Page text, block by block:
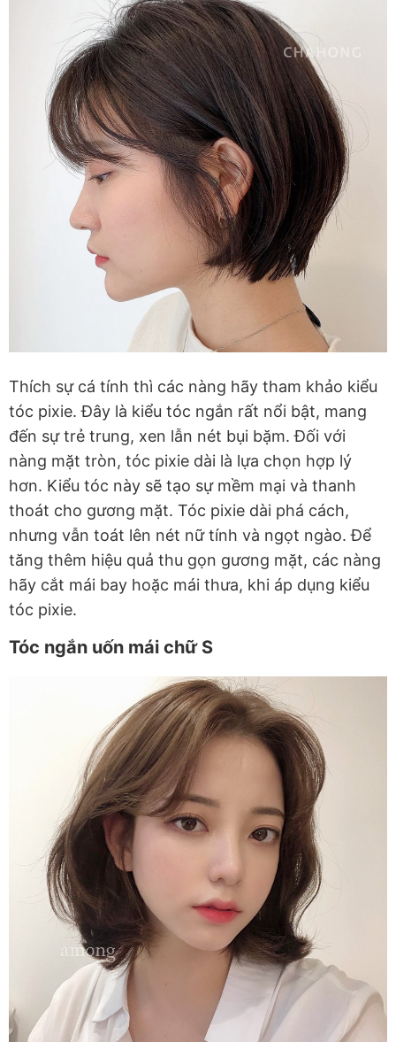
Thích sự cá tính thì các nàng hãy tham khảo kiểu
tóc pixie. Đây là kiểu tóc ngắn rất nổi bật, mang
đến sự trẻ trung, xen lẫn nét bụi bặm. Đối với
nàng mặt tròn, tóc pixie dài là lựa chọn hợp lý
hơn. Kiểu tóc này sẽ tạo sự mềm mại và thanh
thoát cho gương mặt. Tóc pixie dài phá cách,
nhưng vẫn toát lên nét nữ tính và ngọt ngào. Để
tăng thêm hiệu quả thu gọn gương mặt, các nàng
hãy cắt mái bay hoặc mái thưa, khi áp dụng kiểu
tóc pixie.
Tóc ngắn uốn mái chữ S